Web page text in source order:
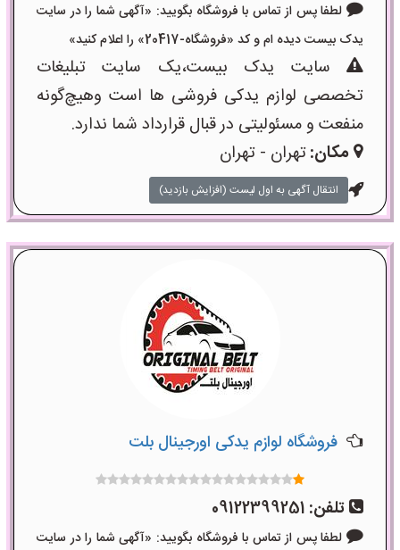
لطفا پس از تماس با فروشگاه بگویید: «آگهی شما را در سایت
یدک بیست دیده ام و کد «فروشگاه-20417» را اعلام کنید»
سایت یدک بیست،یک سایت تبلیغات
تخصصی لوازم یدکی فروشی ها است وهیچ‌گونه
منفعت و مسئولیتی در قبال قرارداد شما ندارد.
مکان:تهران - تهران
انتقال آگهی به اول لیست (افزایش بازدید)
فروشگاه لوازم یدکی اورجینال بلت
تلفن: 09122399251
لطفا پس از تماس با فروشگاه بگویید: «آگهی شما را در سایت